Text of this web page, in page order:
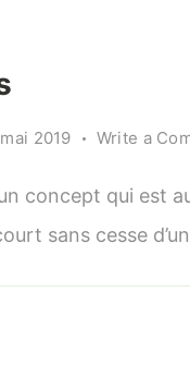
2019 Write a
concept qui est
sans cesse